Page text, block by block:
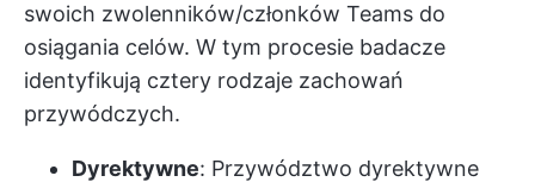
swoich zwolenników/członków Teams do
osiągania celów. W tym procesie badacze
identyfikują cztery rodzaje zachowań
przywódczych.
Dyrektywne: Przywództwo dyrektywne